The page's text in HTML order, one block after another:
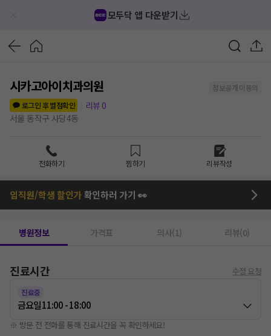
모두닥 앱 다운받기
시카고아이치과의원
정보공개 미동의
로그인 후 별점확인
리뷰 0
서울 동작구 사당4동
전화하기 찜하기 리뷰작성
임직원/학생 할인가확인하러 가기 👀
병원정보 가격표 의사(1) 리뷰(0)
진료시간 수정 요청
진료중
금요일11:00 - 18:00
※ 방문 전 전화를 통해 진료시간을 꼭 확인하세요!